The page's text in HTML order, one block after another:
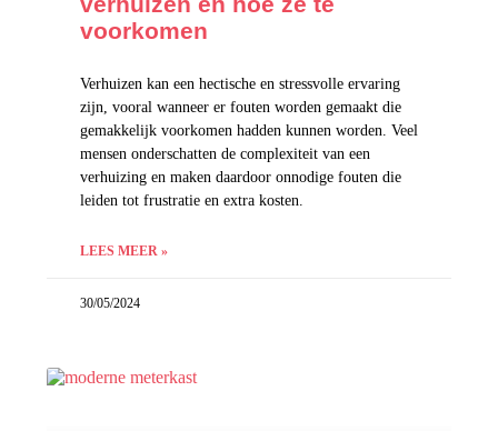
voorkomen
Verhuizen kan een hectische en stressvolle ervaring
zijn, vooral wanneer er fouten worden gemaakt die
gemakkelijk voorkomen hadden kunnen worden. Veel
mensen onderschatten de complexiteit van een
verhuizing en maken daardoor onnodige fouten die
leiden tot frustratie en extra kosten.
LEES MEER »
30/05/2024